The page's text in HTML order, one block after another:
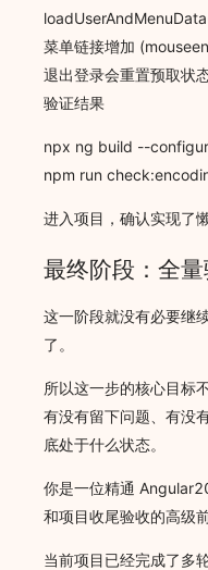
菜单链接增加
退出登录会重置预取状
验证结果
npx ng build --
npm run
进入项目，确认实现了
最终阶段：全
这一阶段就没有必要继
了。
所以这一步的核心目标
有没有留下问题、有没
底处于什么状态。
你是一位精通
和项目收尾验收的高级
当前项目已经完成了多